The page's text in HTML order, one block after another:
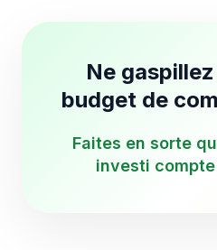
Ne
budget de
Faites en sorte
investi